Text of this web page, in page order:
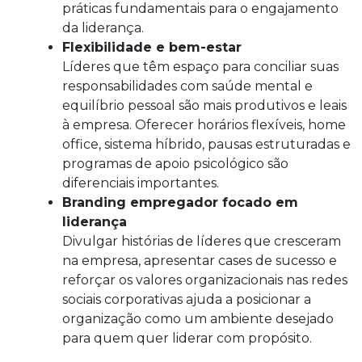
práticas fundamentais para o engajamento
da liderança.
Flexibilidade e bem-estar
Líderes que têm espaço para conciliar suas
responsabilidades com saúde mental e
equilíbrio pessoal são mais produtivos e leais
à empresa. Oferecer horários flexíveis, home
office, sistema híbrido, pausas estruturadas e
programas de apoio psicológico são
diferenciais importantes.
Branding empregador focado em
liderança
Divulgar histórias de líderes que cresceram
na empresa, apresentar cases de sucesso e
reforçar os valores organizacionais nas redes
sociais corporativas ajuda a posicionar a
organização como um ambiente desejado
para quem quer liderar com propósito.